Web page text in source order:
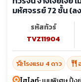
มหัศจรรย์ 72 ชั้น (ล
รหัสทัวร์
TVZ11904
hotel_classโรงแรม 4 ดาว restaurant